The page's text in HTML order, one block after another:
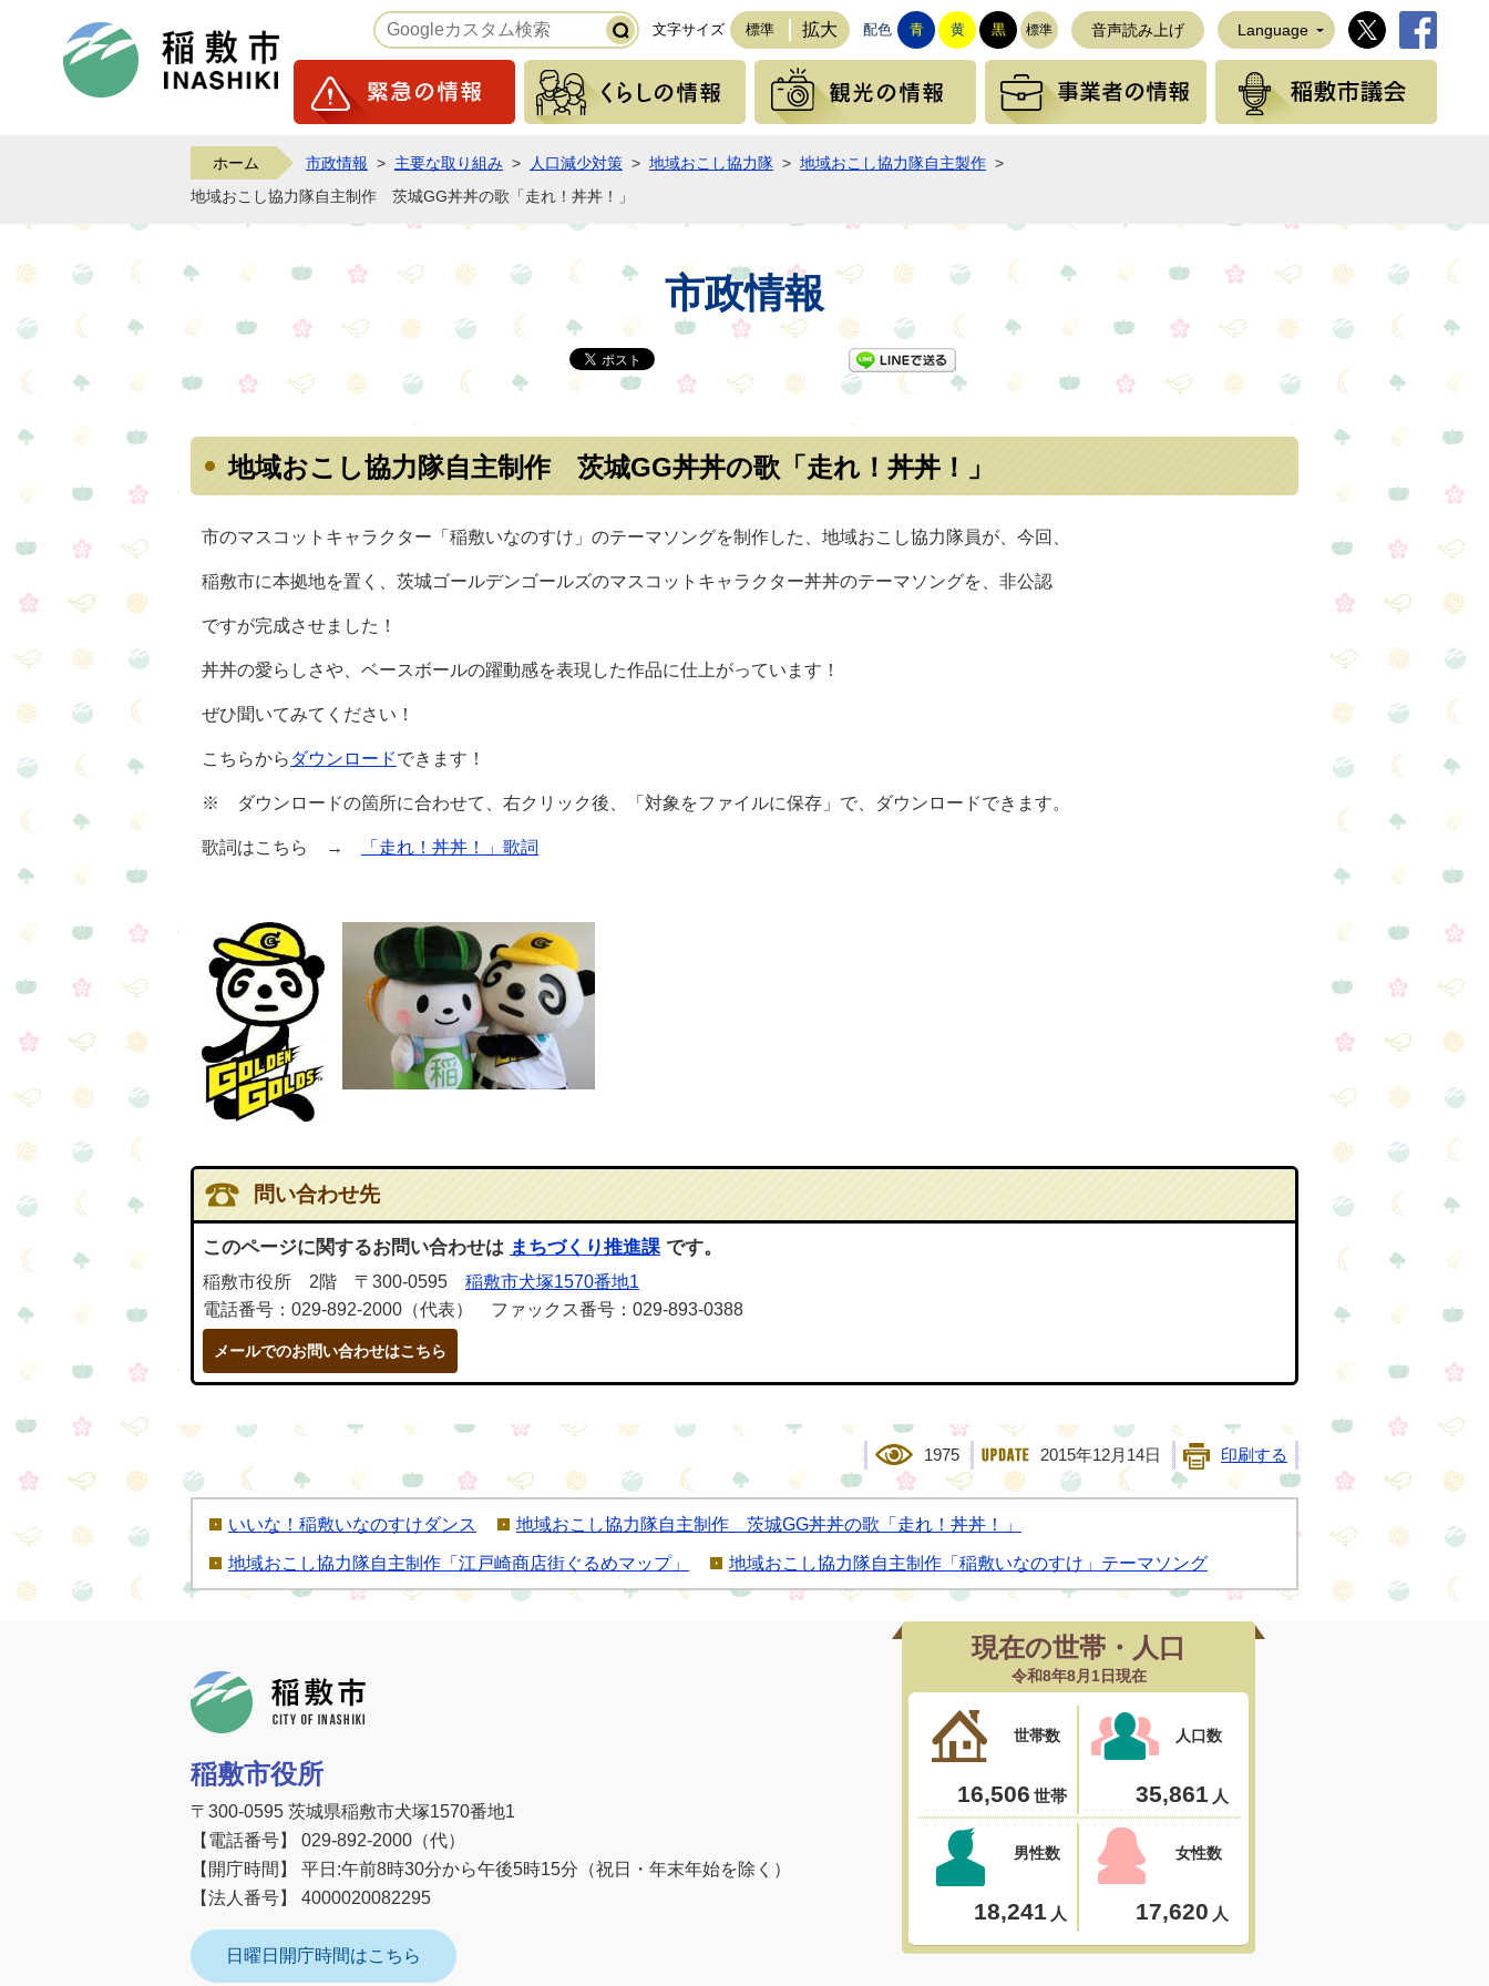
稲敷市ホームページ 文字サイズ 標準 拡大 配色 青 黄 黒 標準 音声読み上げ Language 稲敷市公式
緊急の情報 くらしの情報 観光の情報 事業者の情報
ホーム 市政情報 > 主要な取り組み > 人口減少対策 > 地域おこし協力隊 > 地域おこし協力隊自主製作 >
地域おこし協力隊自主制作 茨城GG丼丼の歌「走れ！丼丼！」
市政情報
地域おこし協力隊自主制作 茨城GG丼丼の歌「走れ！丼丼！」
市のマスコットキャラクター「稲敷いなのすけ」のテーマソングを制作した、地域おこし協力隊員が、今回、
稲敷市に本拠地を置く、茨城ゴールデンゴールズのマスコットキャラクター丼丼のテーマソングを、非公認
ですが完成させました！
丼丼の愛らしさや、ベースボールの躍動感を表現した作品に仕上がっています！
ぜひ聞いてみてください！
こちらから ダウンロードできます！
※ ダウンロードの箇所に合わせて、右クリック後、「対象をファイルに保存」で、ダウンロードできます。
歌詞はこちら → 「走れ！丼丼！」歌詞
問い合わせ先
このページに関するお問い合わせは まちづくり推進課 です。
稲敷市役所 2階 〒300-0595 稲敷市犬塚1570番地1
電話番号：029-892-2000（代表） ファックス番号：029-893-0388
メールでのお問い合わせはこちら
1975 2015年12月14日 印刷する
いいな！稲敷いなのすけダンス 地域おこし協力隊自主制作 茨城GG丼丼の歌「走れ！丼丼！」
地域おこし協力隊自主制作「江戸崎商店街ぐるめマップ」 地域おこし協力隊自主制作「稲敷いなのすけ」テーマソング
稲敷市役所
〒300-0595 茨城県稲敷市犬塚1570番地1
【電話番号】 029-892-2000（代）
【開庁時間】 平日:午前8時30分から午後5時15分（祝日・年末年始を除く）
【法人番号】 4000020082295
日曜日開庁時間はこちら